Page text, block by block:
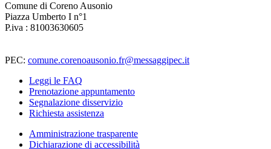
Comune di Coreno Ausonio
Piazza Umberto I n°1
P.iva : 81003630605
PEC: comune.corenoausonio.fr@messaggipec.it
Leggi le FAQ
Prenotazione appuntamento
Segnalazione disservizio
Richiesta assistenza
Amministrazione trasparente
Dichiarazione di accessibilità